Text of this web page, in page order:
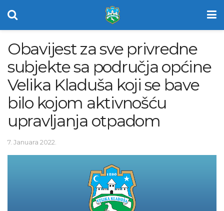
Obavijest za sve privredne
subjekte sa područja općine
Velika Kladuša koji se bave
bilo kojom aktivnošću
upravljanja otpadom
7. Januara 2022.